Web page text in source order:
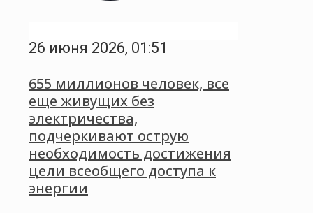
26 июня 2026, 01:51
655 миллионов человек, все
еще живущих без
электричества,
подчеркивают острую
необходимость достижения
цели всеобщего доступа к
энергии